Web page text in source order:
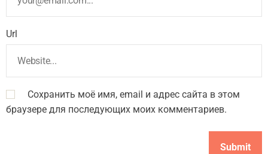
Url
Сохранить моё имя, email и адрес сайта в этом
браузере для последующих моих комментариев.